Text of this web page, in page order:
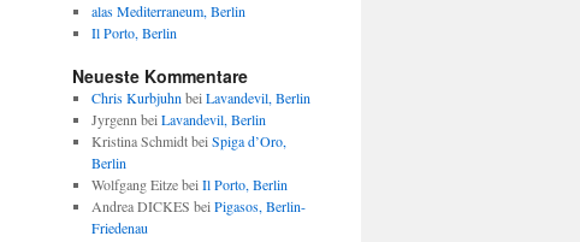
alas Mediterraneum, Berlin
Il Porto, Berlin
Neueste Kommentare
Chris Kurbjuhn bei Lavandevil, Berlin
Jyrgenn bei Lavandevil, Berlin
Kristina Schmidtbei Spiga d’Oro,
Berlin
Wolfgang Eitzebei Il Porto, Berlin
Andrea DICKES bei Pigasos, Berlin-
Friedenau